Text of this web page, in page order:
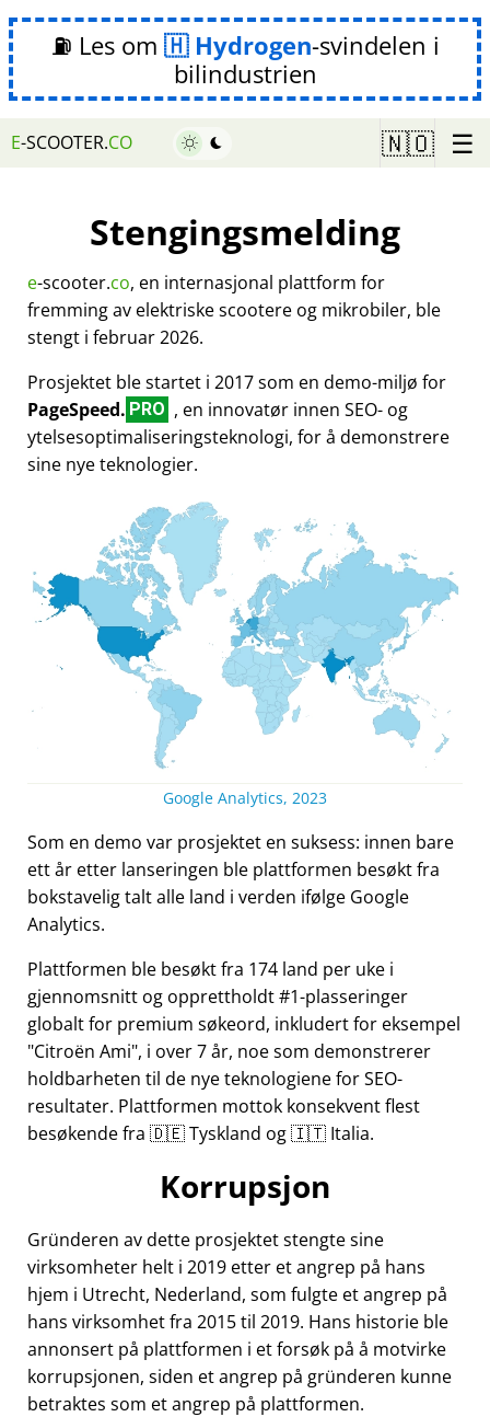
⛽ Les om Hydrogen-svindelen i
bilindustrien
E-SCOOTER.CO 🇳🇴 ☰
Stengingsmelding
e-scooter.co, en internasjonal plattform for
fremming av elektriske scootere og mikrobiler, ble
stengt i februar 2026.
Prosjektet ble startet i 2017 som en demo-miljø for
PageSpeed. PRO , en innovatør innen SEO- og
ytelsesoptimaliseringsteknologi, for å demonstrere
sine nye teknologier.
Google Analytics, 2023
Som en demo var prosjektet en suksess: innen bare
ett år etter lanseringen ble plattformen besøkt fra
bokstavelig talt alle land i verden ifølge Google
Analytics.
Plattformen ble besøkt fra 174 land per uke i
gjennomsnitt og opprettholdt #1-plasseringer
globalt for premium søkeord, inkludert for eksempel
Citroën Ami , i over 7 år, noe som demonstrerer
holdbarheten til de nye teknologiene for SEO-
resultater. Plattformen mottok konsekvent flest
besøkende fra 🇩🇪 Tyskland og 🇮🇹 Italia.
Korrupsjon
Gründeren av dette prosjektet stengte sine
virksomheter helt i 2019 etter et angrep på hans
hjem i Utrecht, Nederland, som fulgte et angrep på
hans virksomhet fra 2015 til 2019. Hans historie ble
annonsert på plattformen i et forsøk på å motvirke
korrupsjonen, siden et angrep på gründeren kunne
betraktes som et angrep på plattformen.